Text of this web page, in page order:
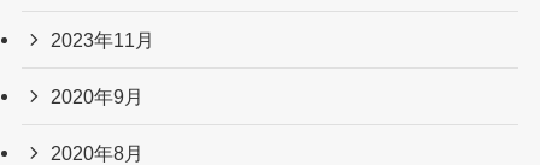
2023年11月
2020年9月
2020年8月